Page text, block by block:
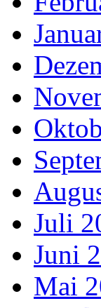
Juli
Juni
Mai